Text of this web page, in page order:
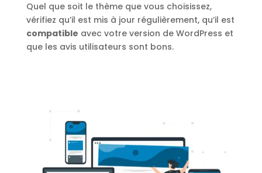
Quel que soit le thème que vous choisissez,
vérifiez qu’il est mis à jour régulièrement, qu’il est
compatible avec votre version de WordPress et
que les avis utilisateurs sont bons.